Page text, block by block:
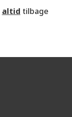
altid tilbage